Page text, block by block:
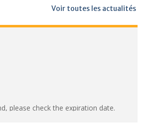
Voir toutes les actualités
please check the expiration date.